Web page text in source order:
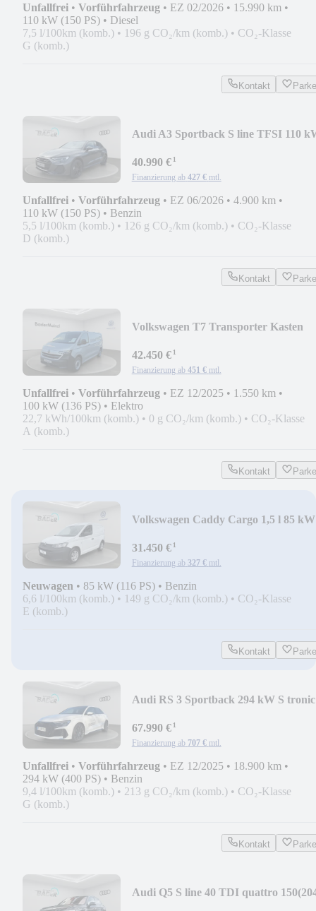
Unfallfrei • Vorführfahrzeug • EZ 02/2026 • 15.990 km •
110 kW (150 PS) • Diesel
7,5 l/100km (komb.) • 196 g CO₂/km (komb.) • CO₂-Klasse
G (komb.)
Kontakt
Audi A3 Sportback S line TFSI 110
40.990 €¹
Finanzierung ab 427 € mtl.
Unfallfrei • Vorführfahrzeug • EZ 06/2026 • 4.900 km •
110 kW (150 PS) • Benzin
5,5 l/100km (komb.) • 126 g CO₂/km (komb.) • CO₂-Klasse
D (komb.)
Kontakt
Volkswagen T7 Transporter Kasten
42.450 €¹
Finanzierung ab 451 € mtl.
Unfallfrei • Vorführfahrzeug • EZ 12/2025 • 1.550 km •
100 kW (136 PS) • Elektro
22,7 kWh/100km (komb.) • 0 g CO₂/km (komb.) • CO₂-Klasse
A (komb.)
Kontakt
Volkswagen Caddy Cargo 1,5 l 85 kW
31.450 €¹
Finanzierung ab 327 € mtl.
Neuwagen • 85 kW (116 PS) • Benzin
6,6 l/100km (komb.) • 149 g CO₂/km (komb.) • CO₂-Klasse
E (komb.)
Kontakt
Audi RS 3 Sportback 294 kW S tronic
67.990 €¹
Finanzierung ab 707 € mtl.
Unfallfrei • Vorführfahrzeug • EZ 12/2025 • 18.900 km •
294 kW (400 PS) • Benzin
9,4 l/100km (komb.) • 213 g CO₂/km (komb.) • CO₂-Klasse
G (komb.)
Kontakt
Audi Q5 S line 40 TDI quattro